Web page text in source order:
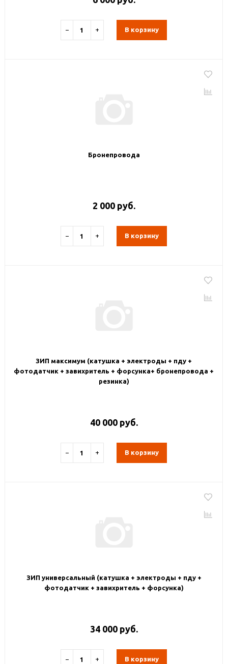
− + В корзину
Бронепровода
2 000 руб.
− + В корзину
ЗИП максимум (катушка + электроды + пду +
фотодатчик + завихритель + форсунка+ бронепровода +
резинка)
40 000 руб.
− + В корзину
ЗИП универсальный (катушка + электроды + пду +
фотодатчик + завихритель + форсунка)
34 000 руб.
− + В корзину